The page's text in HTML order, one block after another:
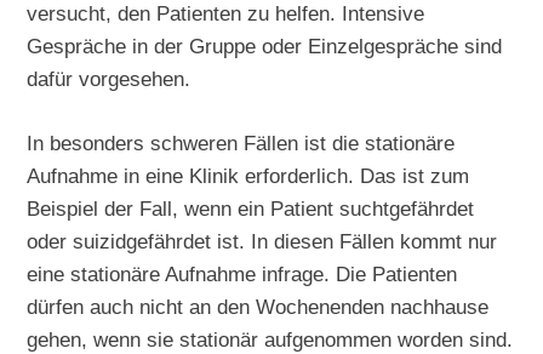
versucht, den Patienten zu helfen. Intensive
Gespräche in der Gruppe oder Einzelgespräche sind
dafür vorgesehen.
In besonders schweren Fällen ist die stationäre
Aufnahme in eine Klinik erforderlich. Das ist zum
Beispiel der Fall, wenn ein Patient suchtgefährdet
oder suizidgefährdet ist. In diesen Fällen kommt nur
eine stationäre Aufnahme infrage. Die Patienten
dürfen auch nicht an den Wochenenden nachhause
gehen, wenn sie stationär aufgenommen worden sind.